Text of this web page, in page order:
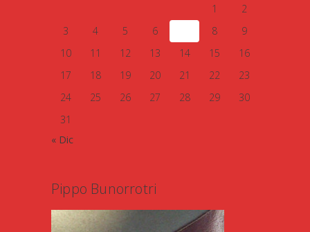
1
2
3
4 5 6 8
9
10
11 12 13 14 15
16
17
18 19 20 21 22
23
24
25 26 27 28 29
30
31
« Dic
Pippo Bunorrotri